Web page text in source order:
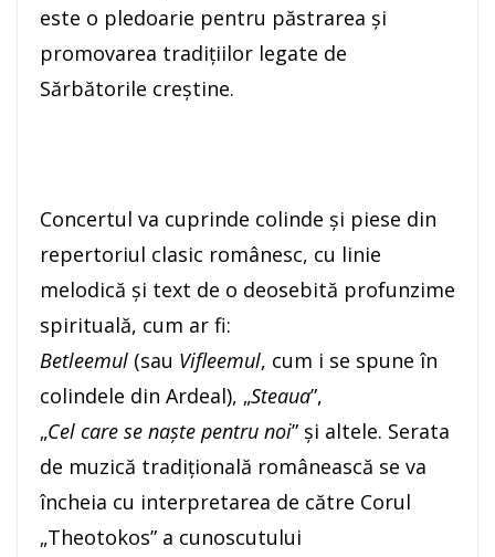
este o pledoarie pentru păstrarea și
promovarea tradițiilor legate de
Sărbătorile creștine.
Concertul va cuprinde colinde și piese din
repertoriul clasic românesc, cu linie
melodică și text de o deosebită profunzime
spirituală, cum ar fi:
Betleemul (sau Vifleemul, cum i se spune în
colindele din Ardeal), „Steaua”,
„Cel care se naște pentru noi” și altele. Serata
de muzică tradițională românească se va
încheia cu interpretarea de către Corul
„Theotokos” a cunoscutului